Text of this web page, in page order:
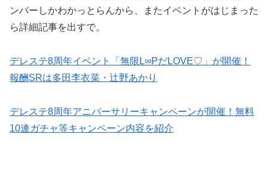
ンバーしかわかっとらんから、またイベントがはじまった
ら詳細記事を出すで。
デレステ8周年イベント「無限L∞PだLOVE♡」が開催！
報酬SRは多田李衣菜・辻野あかり
デレステ8周年アニバーサリーキャンペーンが開催！無料
10連ガチャ等キャンペーン内容を紹介